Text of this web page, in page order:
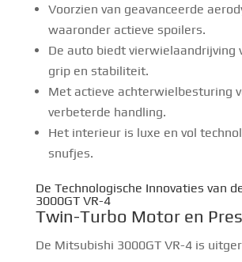
Voorzien van geavanceerde
waaronder actieve spoilers.
De auto biedt vierwielaandrijving
grip en stabiliteit.
Met actieve achterwielbesturing
verbeterde handling.
Het interieur is luxe en vol
snufjes.
De Technologische Innovaties van
3000GT VR-4
Twin-Turbo Motor en
De Mitsubishi 3000GT VR-4 is